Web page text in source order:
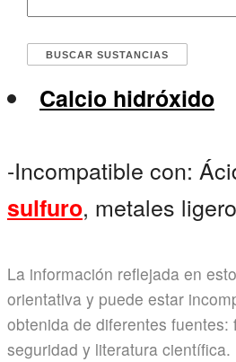
Calcio hidróxido
-Incompatible con:
sulfuro, metales
La información reflejada en
orientativa y puede estar
obtenida de diferentes fuentes:
seguridad y literatura científica.